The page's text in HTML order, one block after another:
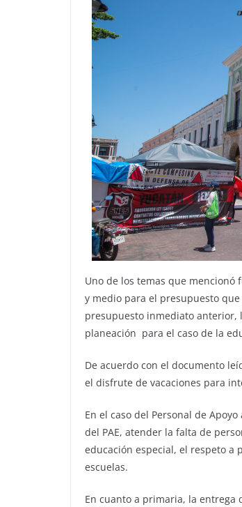
Uno de los temas que
y medio para el presupuesto
presupuesto inmediato anterior,
planeación para el caso de la
De acuerdo con el documento
el disfrute de vacaciones para
En el caso del Personal de
del PAE, atender la falta de
educación especial, el respeto
escuelas.
En cuanto a primaria, la entrega